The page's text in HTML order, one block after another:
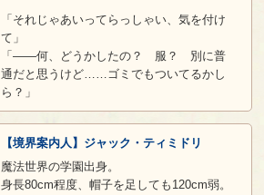
「それじゃあいってらっしゃい、気を付け
て」
「――何、どうかしたの？ 服？ 別に普
通だと思うけど……ゴミでもついてるかし
ら？」
【境界案内人】ジャック・ティミドリ
魔法世界の学園出身。
身長80cm程度、帽子を足しても120cm弱。